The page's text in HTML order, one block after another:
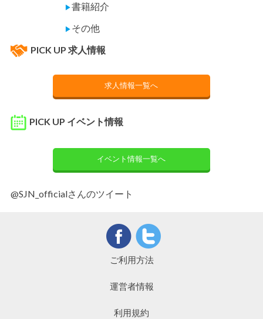
▶書籍紹介
▶ その他
PICK UP 求人情報
求人情報一覧へ
PICK UP イベント情報
イベント情報一覧へ
@SJN_officialさんのツイート
ご利用方法
運営者情報
利用規約